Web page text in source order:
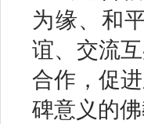
为缘、和
谊、交流
合作，促
碑意义的佛